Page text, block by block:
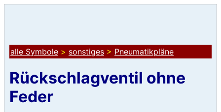
alle Symbole > sonstiges > Pneumatikpläne
Rückschlagventil ohne
Feder